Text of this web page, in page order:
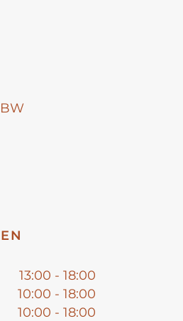
13:00 - 18:00
10:00 - 18:00
10:00 - 18:00